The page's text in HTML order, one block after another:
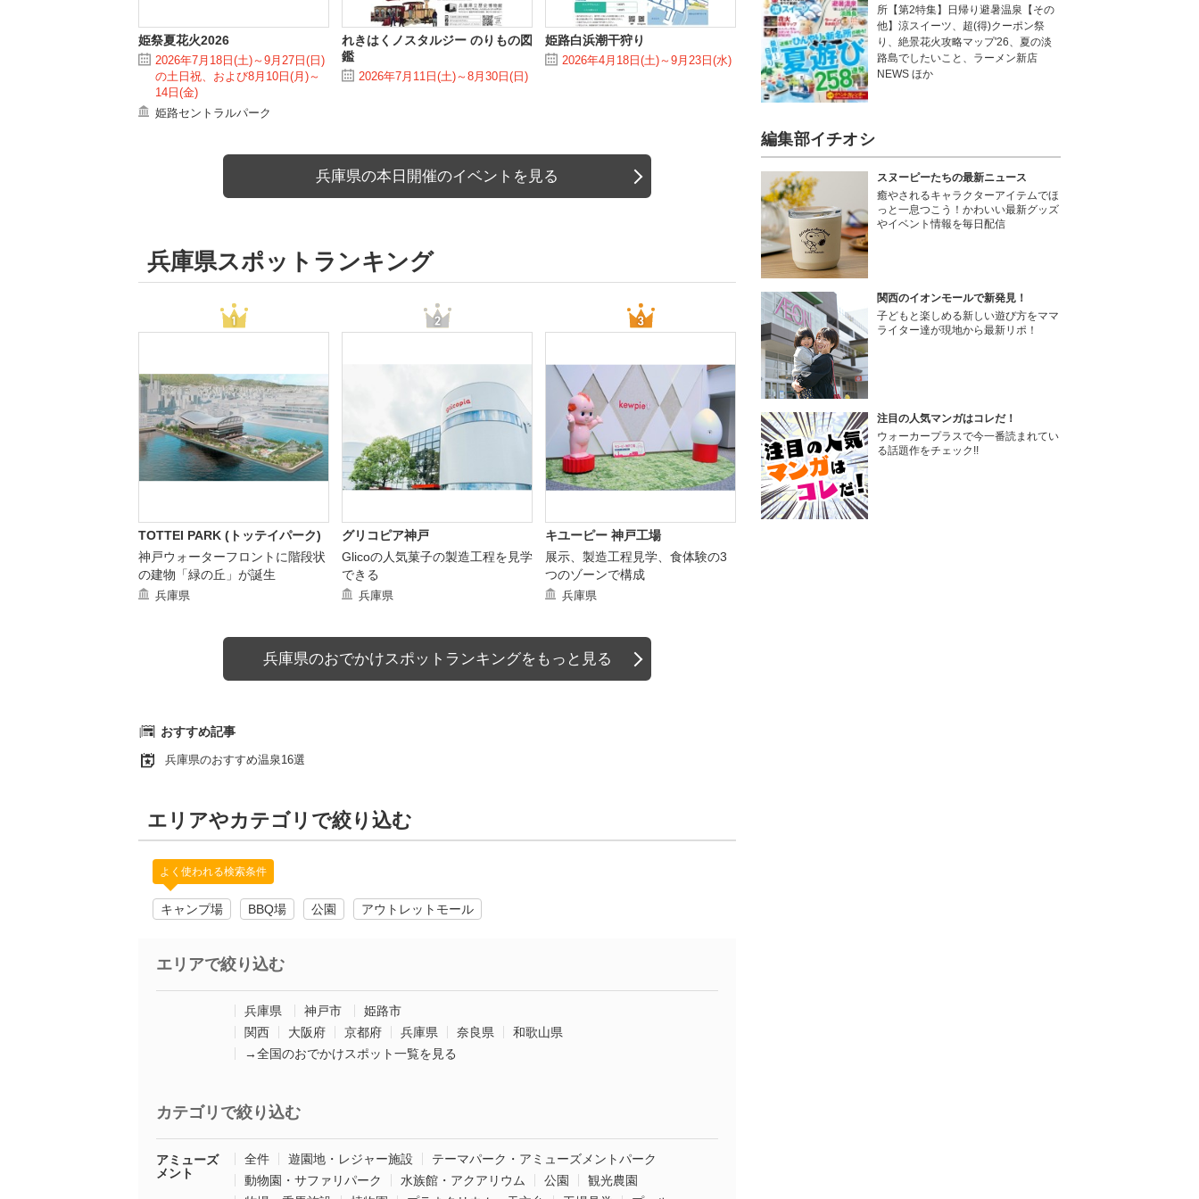
姫祭夏花火2026
2026年7月18日(土)～9月27日(日)
の土日祝、および8月10日(月)～
14日(金)
姫路セントラルパーク
れきはくノスタルジー のりもの図
鑑
2026年7月11日(土)～8月30日(日)
姫路白浜潮干狩り
2026年4月18日(土)～9月23日(水)
兵庫県の本日開催のイベントを見る
兵庫県スポットランキング
TOTTEI PARK (トッテイパーク)
神戸ウォーターフロントに階段状
の建物「緑の丘」が誕生
兵庫県
グリコピア神戸
Glicoの人気菓子の製造工程を見学
できる
兵庫県
キユーピー 神戸工場
展示、製造工程見学、食体験の3
つのゾーンで構成
兵庫県
兵庫県のおでかけスポットランキングをもっと見る
おすすめ記事
兵庫県のおすすめ温泉16選
エリアやカテゴリで絞り込む
よく使われる検索条件
キャンプ場 BBQ場 公園 アウトレットモール
エリアで絞り込む
兵庫県 神戸市
姫路市
関西
大阪府 京都府 兵庫県 奈良県
和歌山県
→全国のおでかけスポット一覧を見る
カテゴリで絞り込む
アミューズ
メント
全件 遊園地・レジャー施設
テーマパーク・アミューズメントパーク
動物園・サファリパーク
水族館・アクアリウム 公園
観光農園
所【第2特集】日帰り避暑温泉【その
他】涼スイーツ、超(得)クーポン祭
り、絶景花火攻略マップ'26、夏の淡
路島でしたいこと、ラーメン新店
NEWS ほか
編集部イチオシ
スヌーピーたちの最新ニュース
癒やされるキャラクターアイテムでほ
っと一息つこう！かわいい最新グッズ
やイベント情報を毎日配信
関西のイオンモールで新発見！
子どもと楽しめる新しい遊び方をママ
ライター達が現地から最新リポ！
注目の人気マンガはコレだ！
ウォーカープラスで今一番読まれてい
る話題作をチェック!!